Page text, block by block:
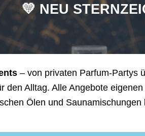
💛 NEU
– von privaten Parfum-Partys
den Alltag. Alle Angebote
Ölen und